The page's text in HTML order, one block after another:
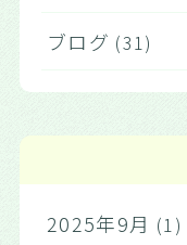
ブログ (31)
2025年9月 (1)